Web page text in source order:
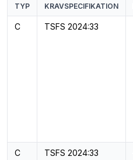
TYP KRAVSPECIFIKATION
C TSFS 2024:33
C TSFS 2024:33